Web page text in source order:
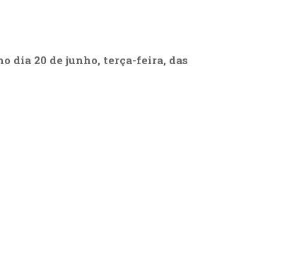
dia 20 de junho, terça-feira, das